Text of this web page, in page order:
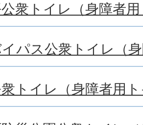
衆トイレ（身障者
パス公衆トイレ（
トイレ（身障者用